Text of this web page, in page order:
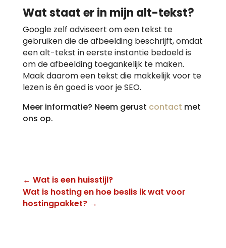
Wat staat er in mijn alt-tekst?
Google zelf adviseert om een tekst te
gebruiken die de afbeelding beschrijft, omdat
een alt-tekst in eerste instantie bedoeld is
om de afbeelding toegankelijk te maken.
Maak daarom een tekst die makkelijk voor te
lezen is én goed is voor je SEO.
Meer informatie? Neem gerust contact met
ons op.
← Wat is een huisstijl?
Wat is hosting en hoe beslis ik wat voor
hostingpakket?→